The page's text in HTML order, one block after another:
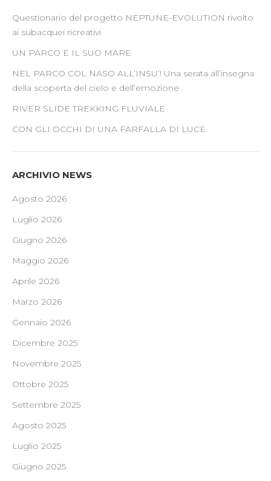
Questionario del progetto NEPTUNE-EVOLUTION rivolto
ai subacquei ricreativi
UN PARCO E IL SUO MARE
NEL PARCO COL NASO ALL’INSU’! Una serata all’insegna
della scoperta del cielo e dell’emozione
RIVER SLIDE TREKKING FLUVIALE
CON GLI OCCHI DI UNA FARFALLA DI LUCE
ARCHIVIO NEWS
Agosto 2026
Luglio 2026
Giugno 2026
Maggio 2026
Aprile 2026
Marzo 2026
Gennaio 2026
Dicembre 2025
Novembre 2025
Ottobre 2025
Settembre 2025
Agosto 2025
Luglio 2025
Giugno 2025